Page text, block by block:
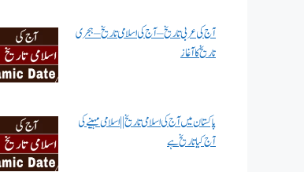
آج کی عربی تاریخ – آج کی اسلامی تاریخ – ہجری
تاریخ کا آغاز
پاکستان میں آج کی اسلامی تاریخ || اسلامی مہینے کی
آج کیا تاریخ ہے